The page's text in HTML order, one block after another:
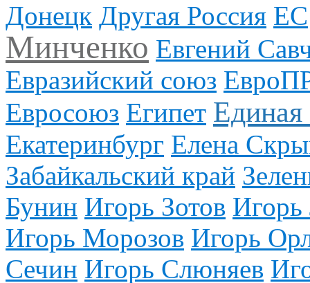
Донецк Другая Россия ЕС
Минченко Евгений
Евразийский союз
Евросоюз Египет Единая
Екатеринбург Елена
Забайкальский край
Бунин Игорь Зотов Игорь
Игорь Морозов Игорь
Сечин Игорь Слюняев